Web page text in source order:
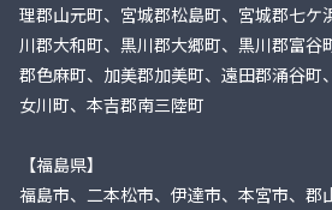
理郡山元町、宮城郡松島町、宮城郡七ケ
川郡大和町、黒川郡大郷町、黒川郡富谷
郡色麻町、加美郡加美町、遠田郡涌谷町
女川町、本吉郡南三陸町
【福島県】
福島市、二本松市、伊達市、本宮市、郡